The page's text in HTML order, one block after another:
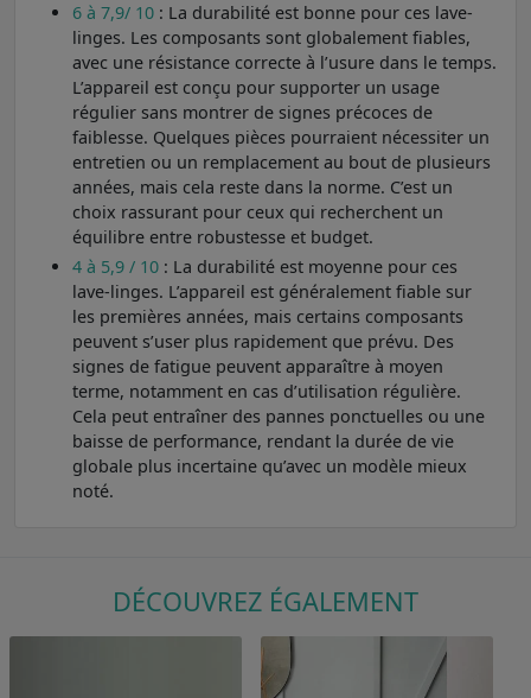
6 à 7,9/ 10 : La durabilité est bonne pour ces lave-
linges. Les composants sont globalement fiables,
avec une résistance correcte à l’usure dans le temps.
L’appareil est conçu pour supporter un usage
régulier sans montrer de signes précoces de
faiblesse. Quelques pièces pourraient nécessiter un
entretien ou un remplacement au bout de plusieurs
années, mais cela reste dans la norme. C’est un
choix rassurant pour ceux qui recherchent un
équilibre entre robustesse et budget.
4 à 5,9 / 10 : La durabilité est moyenne pour ces
lave-linges. L’appareil est généralement fiable sur
les premières années, mais certains composants
peuvent s’user plus rapidement que prévu. Des
signes de fatigue peuvent apparaître à moyen
terme, notamment en cas d’utilisation régulière.
Cela peut entraîner des pannes ponctuelles ou une
baisse de performance, rendant la durée de vie
globale plus incertaine qu’avec un modèle mieux
noté.
DÉCOUVREZ ÉGALEMENT